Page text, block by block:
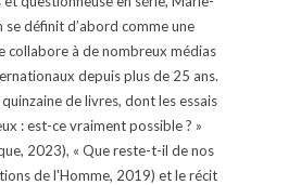
se définit d’abord comme une
collabore à de nombreux médias
depuis plus de 25 ans.
de livres, dont les essais
: est-ce vraiment possible ? »
2023), « Que reste-t-il de nos
de l'Homme, 2019) et le récit